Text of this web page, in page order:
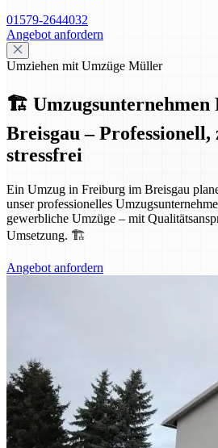
01579-2644032
Angebot anfordern
Umziehen mit Umzüge Müller
🏗️ Umzugsunternehmen
Breisgau – Professionell,
stressfrei
Ein Umzug in Freiburg im Breisgau
unser professionelles
gewerbliche Umzüge – mit
Umsetzung. 🏗️
Angebot anfordern